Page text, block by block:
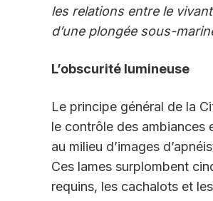
les relations entre le
d’une plongée sous-
L’obscurité lumineuse
Le principe général de la
le contrôle des ambiances
au milieu d’images
Ces lames surplombent
requins, les cachalots et